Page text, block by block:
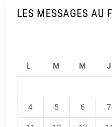
LES MESSAGES AU
L M M J
4 5 6 7